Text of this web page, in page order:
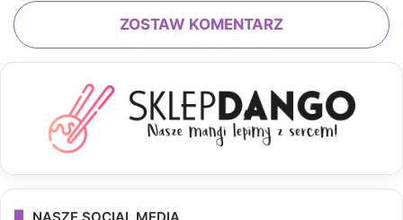
ZOSTAW KOMENTARZ
NASZE SOCIAL MEDIA